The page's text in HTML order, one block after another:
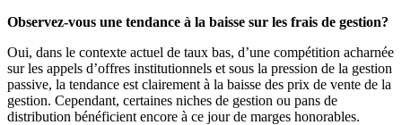
Observez-vous une tendance à la baisse sur les frais de gestion?
Oui, dans le contexte actuel de taux bas, d’une compétition acharnée
sur les appels d’offres institutionnels et sous la pression de la gestion
passive, la tendance est clairement à la baisse des prix de vente de la
gestion. Cependant, certaines niches de gestion ou pans de
distribution bénéficient encore à ce jour de marges honorables.